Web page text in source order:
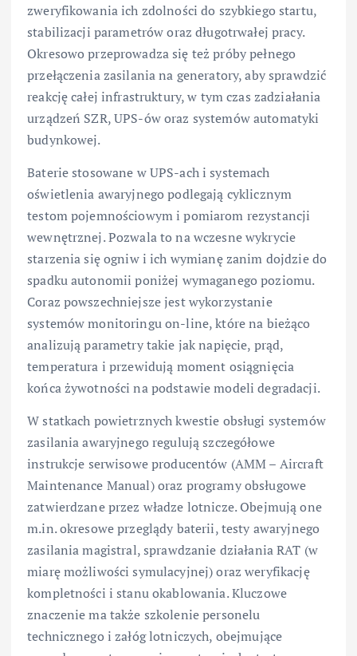
zweryfikowania ich zdolności do szybkiego startu,
stabilizacji parametrów oraz długotrwałej pracy.
Okresowo przeprowadza się też próby pełnego
przełączenia zasilania na generatory, aby sprawdzić
reakcję całej infrastruktury, w tym czas zadziałania
urządzeń SZR, UPS-ów oraz systemów automatyki
budynkowej.
Baterie stosowane w UPS-ach i systemach
oświetlenia awaryjnego podlegają cyklicznym
testom pojemnościowym i pomiarom rezystancji
wewnętrznej. Pozwala to na wczesne wykrycie
starzenia się ogniw i ich wymianę zanim dojdzie do
spadku autonomii poniżej wymaganego poziomu.
Coraz powszechniejsze jest wykorzystanie
systemów monitoringu on-line, które na bieżąco
analizują parametry takie jak napięcie, prąd,
temperatura i przewidują moment osiągnięcia
końca żywotności na podstawie modeli degradacji.
W statkach powietrznych kwestie obsługi systemów
zasilania awaryjnego regulują szczegółowe
instrukcje serwisowe producentów (AMM – Aircraft
Maintenance Manual) oraz programy obsługowe
zatwierdzane przez władze lotnicze. Obejmują one
m.in. okresowe przeglądy baterii, testy awaryjnego
zasilania magistral, sprawdzanie działania RAT (w
miarę możliwości symulacyjnej) oraz weryfikację
kompletności i stanu okablowania. Kluczowe
znaczenie ma także szkolenie personelu
technicznego i załóg lotniczych, obejmujące